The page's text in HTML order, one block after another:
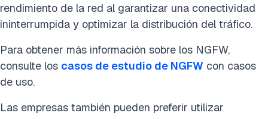
rendimiento de la red al garantizar una conectividad
ininterrumpida y optimizar la distribución del tráfico.
Para obtener más información sobre los NGFW,
consulte los casos de estudio de NGFW con casos
de uso.
Las empresas también pueden preferir utilizar